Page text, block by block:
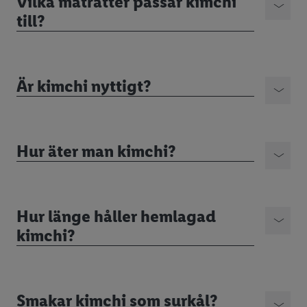
till?
Är kimchi nyttigt?
Hur äter man kimchi?
Hur länge håller hemlagad
kimchi?
Smakar kimchi som surkål?